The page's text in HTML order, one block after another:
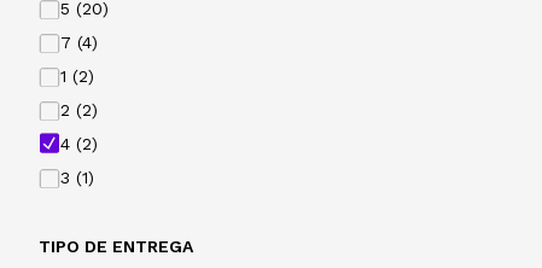
5 (20)
7 (4)
1 (2)
2 (2)
4 (2)
3 (1)
TIPO DE ENTREGA